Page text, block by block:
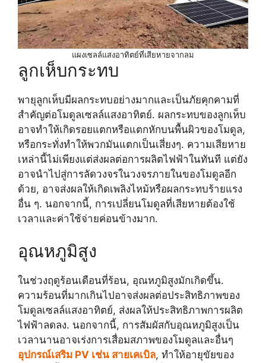
แผงเซลล์แสงอาทิตย์ที่เสียหายจากลม
ลูกเห็บกระทบ
พายุลูกเห็บมีผลกระทบอย่างมากและเป็นภัยคุกคามที่
สำคัญต่อโมดูลเซลล์แสงอาทิตย์. ผลกระทบของลูกเห็บ
อาจทำให้เกิดรอยแตกหรือแตกหักบนพื้นผิวของโมดูล,
หรือกระทั่งทำให้พวกมันแตกเป็นเสี่ยงๆ. ความเสียหาย
เหล่านี้ไม่เพียงแต่ส่งผลต่อการผลิตไฟฟ้าในทันที แต่ยัง
อาจนำไปสู่การลัดวงจรในวงจรภายในของโมดูลอีก
ด้วย, อาจส่งผลให้เกิดเพลิงไหม้หรือผลกระทบร้ายแรง
อื่น ๆ. นอกจากนี้, การเปลี่ยนโมดูลที่เสียหายต้องใช้
เวลาและค่าใช้จ่ายค่อนข้างมาก.
อุณหภูมิสูง
ในช่วงฤดูร้อนเดือนที่ร้อน, อุณหภูมิสูงมักเกิดขึ้น.
ความร้อนที่มากเกินไปอาจส่งผลต่อประสิทธิภาพของ
โมดูลเซลล์แสงอาทิตย์, ส่งผลให้ประสิทธิภาพการผลิต
ไฟฟ้าลดลง. นอกจากนี้, การสัมผัสกับอุณหภูมิสูงเป็น
เวลานานอาจเร่งการเสื่อมสภาพของโมดูลและอื่นๆ
อุปกรณ์เสริม PV เช่น สายเคเบิล, ทำให้อายุขัยของ